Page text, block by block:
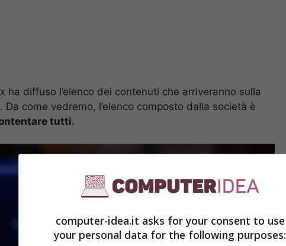
ha diffuso l’elenco dei contenuti che arriveranno sulla
come vedremo, l’elenco composto dalla società è
tutti.
computer-idea.it asks for your consent to use
your personal data for the following purposes: